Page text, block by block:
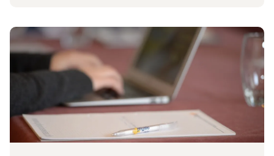
Zum Beitrag Update BAB und SRK Verfahren